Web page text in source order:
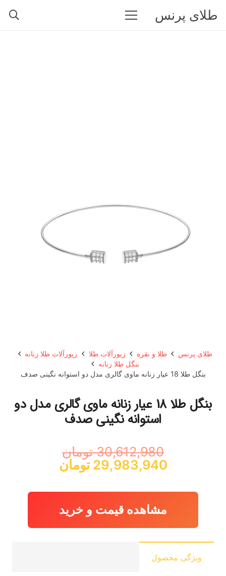
طلای پرنس
طلای پرنس طلا و نقره زیورآلات طلا
زیورآلات طلا زنانه
بنگل طلا زنانه
بنگل طلا 18 عیار زنانه ماوی گالری مدل دو استوانه نگینی صدف
بنگل طلا 18 عیار زنانه ماوی گالری مدل دو
استوانه نگینی صدف
30,612,980 تومان
قیمت
30,612,980 تومان
بود.
29,983,940 تومان
29,983,940
مشاهده قیمت و خرید
ویژگی محصول